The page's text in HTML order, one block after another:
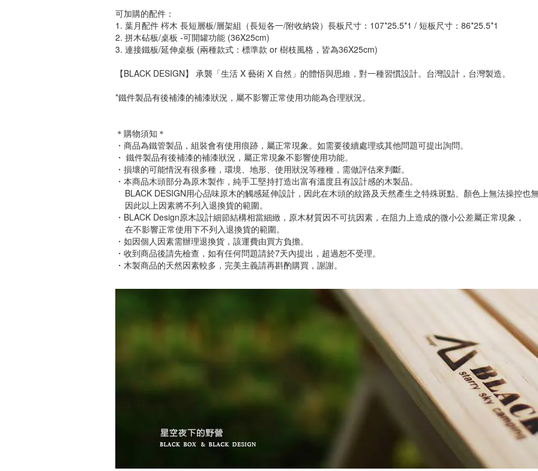
可加購的配件：
1. 葉月配件 梣木 長短層板/層架組（長短各一/附收納袋）長板尺寸：107*25.5*1 / 短板尺寸：86*25.5*1
2. 拼木砧板/桌板 -可開罐功能 (36X25cm)
3. 連接鐵板/延伸桌板 (兩種款式：標準款 or 樹枝風格，皆為36X25cm)
【BLACK DESIGN】 承襲「生活 X 藝術 X 自然」的體悟與思維，對一種習慣設計。台灣設計，台灣製造。
*鐵件製品有後補漆的補漆狀況，屬不影響正常使用功能為合理狀況。
＊購物須知＊
・商品為鐵管製品，組裝會有使用痕跡，屬正常現象。如需要後續處理或其他問題可提出詢問。
・ 鐵件製品有後補漆的補漆狀況，屬正常現象不影響使用功能。
・損壞的可能情況有很多種，環境、地形、使用狀況等種種，需做評估來判斷。
・本商品木頭部分為原木製作，純手工堅持打造出富有溫度且有設計感的木製品。
BLACK DESIGN用心品味原木的觸感延伸設計，因此在木頭的紋路及天然產生之特殊斑點、顏色上無法操控也
因此以上因素將不列入退換貨的範圍。
・BLACK Design原木設計細節結構相當細緻，原木材質因不可抗因素，在阻力上造成的微小公差屬正常現象，
在不影響正常使用下不列入退換貨的範圍。
・如因個人因素需辦理退換貨，該運費由買方負擔。
・收到商品後請先檢查，如有任何問題請於7天內提出，超過恕不受理。
・木製商品的天然因素較多，完美主義請再斟酌購買，謝謝。